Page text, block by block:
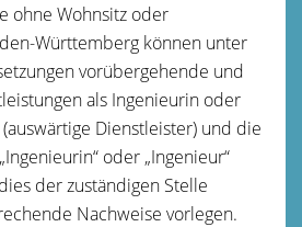
ohne Wohnsitz oder
Württemberg können unter
vorübergehende und
als Ingenieurin oder
Dienstleister) und die
oder „Ingenieur“
der zuständigen Stelle
Nachweise vorlegen.